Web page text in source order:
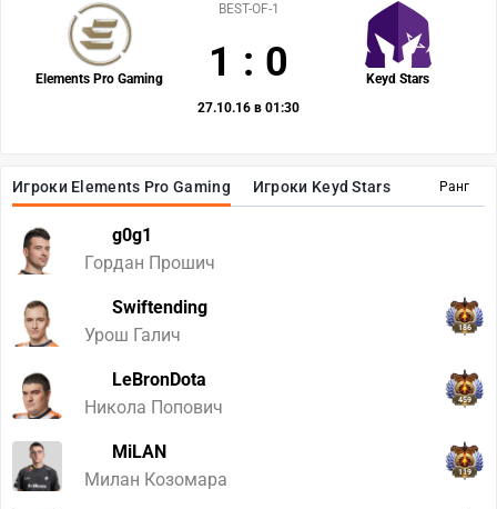
Ранг
Игроки Elements Pro Gaming Игроки Keyd Stars
g0g1
Гордан Прошич
Swiftending
Урош Галич
186
LeBronDota
Никола Попович
459
MiLAN
Милан Козомара
119
Elements Pro Gaming Keyd Stars
BEST-OF-1
1 : 0
27.10.16 в 01:30